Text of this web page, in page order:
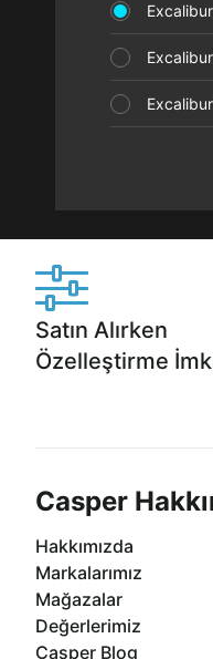
Satın Alırken
Özelleştirme
Casper
Hakkımızda
Markalarımız
Mağazalar
Değerlerimiz
Casper Blog